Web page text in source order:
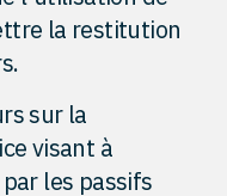
la restitution
sur la
visant à
les passifs